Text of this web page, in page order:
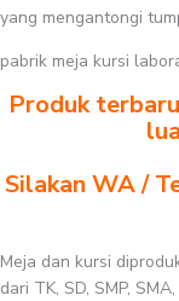
yang mengantongi
pabrik meja kursi
Produk
Silakan WA /
Meja dan kursi
dari TK, SD, SMP,